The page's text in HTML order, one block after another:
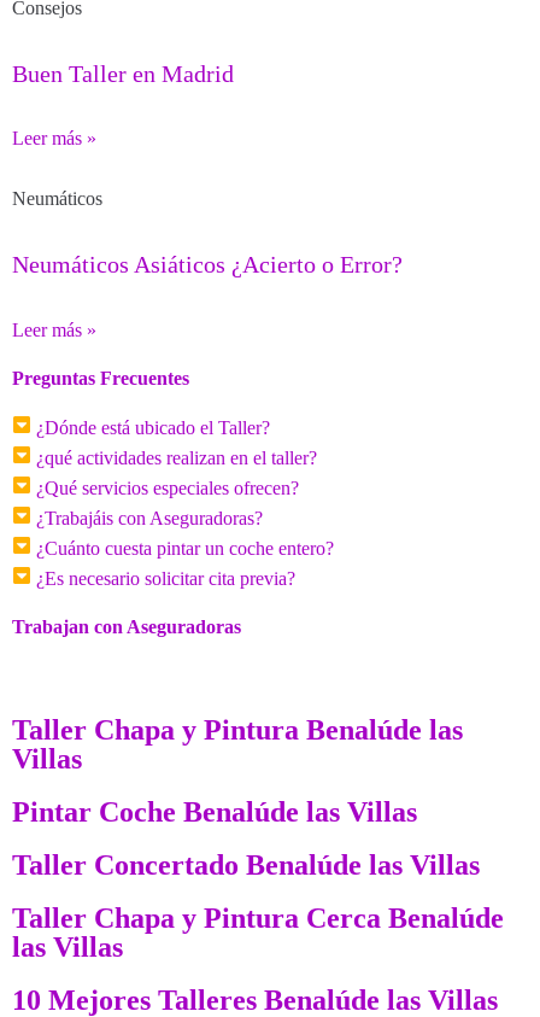
Consejos
Buen Taller en Madrid
Leer más »
Neumáticos
Neumáticos Asiáticos ¿Acierto o Error?
Leer más »
Preguntas Frecuentes
¿Dónde está ubicado el Taller?
¿qué actividades realizan en el taller?
¿Qué servicios especiales ofrecen?
¿Trabajáis con Aseguradoras?
¿Cuánto cuesta pintar un coche entero?
¿Es necesario solicitar cita previa?
Trabajan con Aseguradoras
Taller Chapa y Pintura Benalúde las
Villas
Pintar Coche Benalúde las Villas
Taller Concertado Benalúde las Villas
Taller Chapa y Pintura Cerca Benalúde
las Villas
10 Mejores Talleres Benalúde las Villas